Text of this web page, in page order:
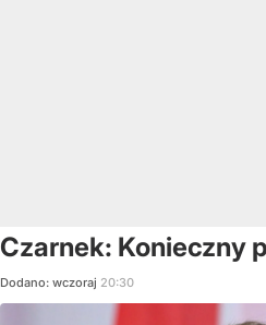
Czarnek: Konieczny
Dodano: wczoraj 20:30